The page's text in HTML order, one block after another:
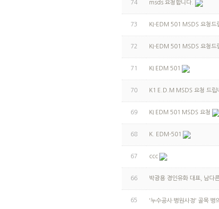
74 msds 요청합니다.
73 KI-EDM 501 MSDS 요청드
72 KI-EDM 501 MSDS 요청드
71 KI EDM 501
70 K1 E.D.M MSDS 요청 드립
69 KI EDM 501 MSDS 요청
68 K. EDM-501
67 ccc
66 박광용 경인유화 대표, 남다
65 '누수공사·병원사정' 골목